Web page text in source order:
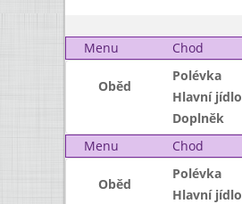
Menu
Chod
Oběd
Polévka
Hlavní jídlo
Doplněk
Menu
Chod
Oběd
Polévka
Hlavní jídlo